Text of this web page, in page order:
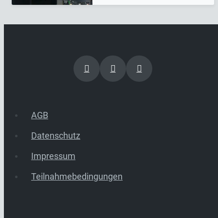
AGB
Datenschutz
Impressum
Teilnahmebedingungen